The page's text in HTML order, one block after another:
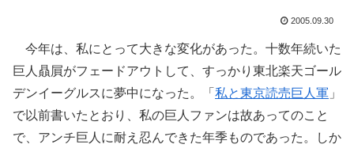
2005.09.30
今年は、私にとって大きな変化があった。十数年続いた
巨人贔屓がフェードアウトして、すっかり東北楽天ゴール
デンイーグルスに夢中になった。「 私と東京読売巨人軍 」
で以前書いたとおり、私の巨人ファンは故あってのこと
で、アンチ巨人に耐え忍んできた年季ものであった。しか